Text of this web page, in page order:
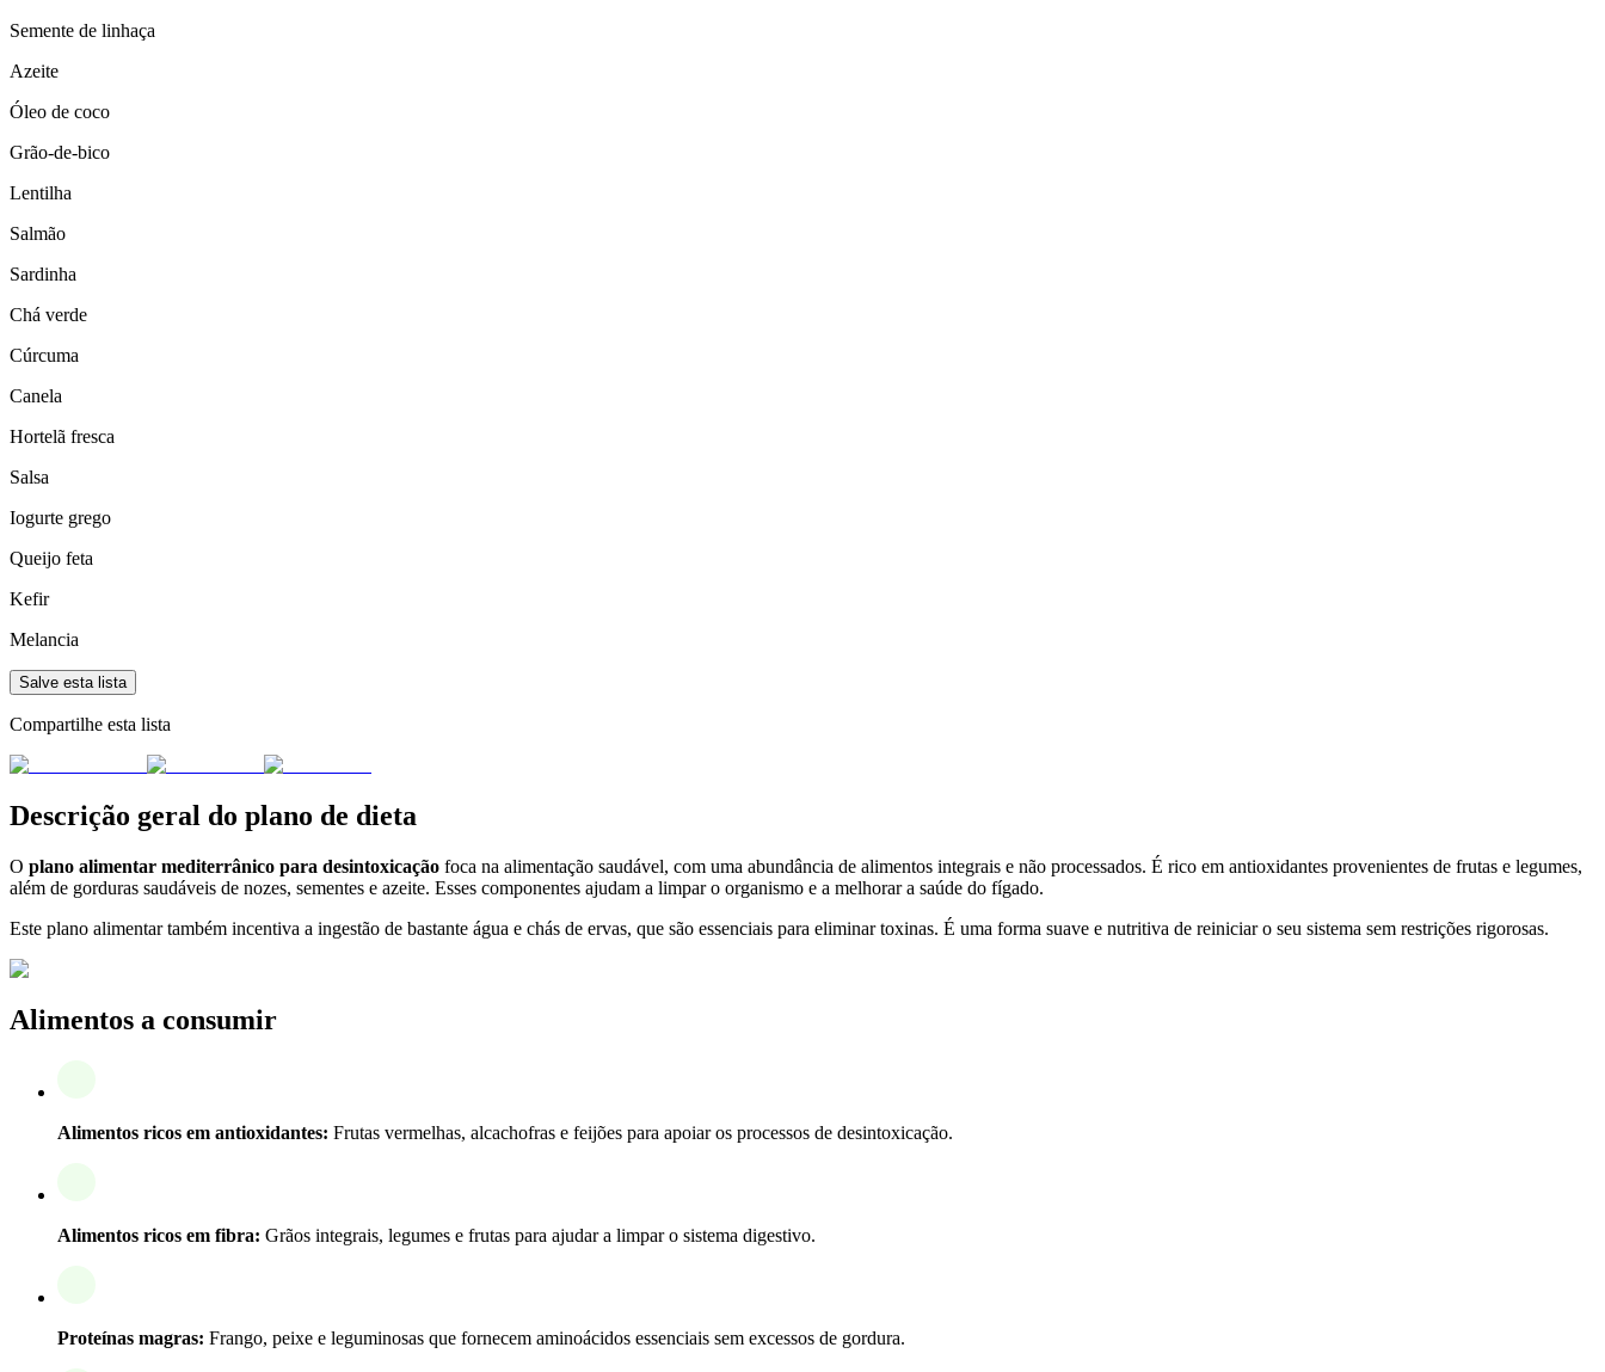
Semente de linhaça
Azeite
Óleo de coco
Grão-de-bico
Lentilha
Salmão
Sardinha
Chá verde
Cúrcuma
Canela
Hortelã fresca
Salsa
Iogurte grego
Queijo feta
Kefir
Melancia
Salve esta lista
Compartilhe esta lista
Descrição geral do plano de dieta
O plano alimentar mediterrânico para desintoxicação foca na alimentação saudável, com uma abundância de alimentos integrais e não processados. É rico em antioxidantes provenientes de frutas e legumes,
além de gorduras saudáveis de nozes, sementes e azeite. Esses componentes ajudam a limpar o organismo e a melhorar a saúde do fígado.
Este plano alimentar também incentiva a ingestão de bastante água e chás de ervas, que são essenciais para eliminar toxinas. É uma forma suave e nutritiva de reiniciar o seu sistema sem restrições rigorosas.
Alimentos a consumir
Alimentos ricos em antioxidantes: Frutas vermelhas, alcachofras e feijões para apoiar os processos de desintoxicação.
Alimentos ricos em fibra: Grãos integrais, legumes e frutas para ajudar a limpar o sistema digestivo.
Proteínas magras: Frango, peixe e leguminosas que fornecem aminoácidos essenciais sem excessos de gordura.